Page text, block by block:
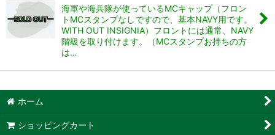
海軍や海兵隊が使っているMCキャップ（フロン
トMCスタンプなしですので、基本NAVY用です。
WITH OUT INSIGNIA）フロントには通常、NAVY
階級を取り付けます。（MCスタンプお持ちの方
は…
ホーム
ショッピングカート